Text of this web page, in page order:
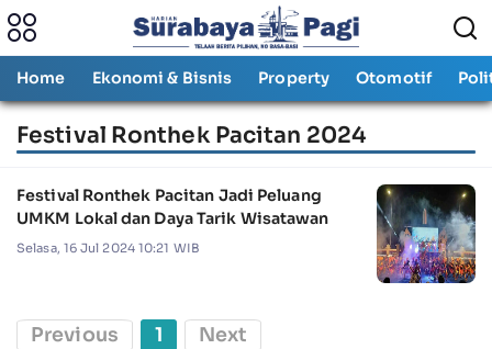
Home Ekonomi & Bisnis Property Otomotif
Festival Ronthek Pacitan 2024
Festival Ronthek Pacitan Jadi Peluang
UMKM Lokal dan Daya Tarik Wisatawan
Selasa, 16 Jul 2024 10:21 WIB
Previous 1 Next